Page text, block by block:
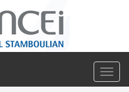
Toggle